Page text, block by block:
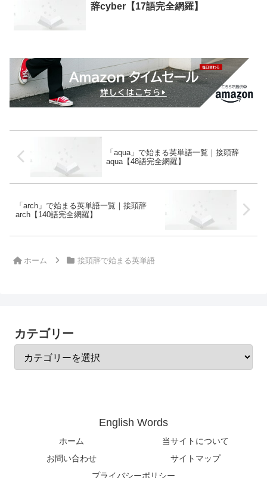
辞cyber【17語完全網羅】
「aqua」で始まる英単語一覧｜接頭辞
aqua【48語完全網羅】
「arch」で始まる英単語一覧｜接頭辞
arch【140語完全網羅】
ホーム 接頭辞で始まる英単語
カテゴリー
English Words
ホーム
当サイトについて
お問い合わせ
サイトマップ
プライバシーポリシー